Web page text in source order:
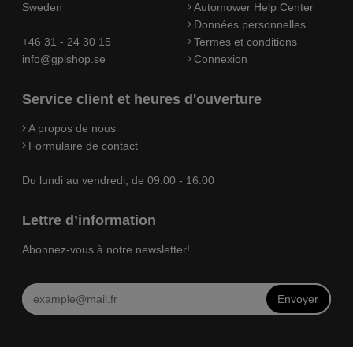
Sweden
+46 31 - 24 30 15
info@gplshop.se
Automower Help Center
Données personnelles
Termes et conditions
Connexion
Service client et heures d'ouverture
A propos de nous
Formulaire de contact
Du lundi au vendredi, de 09:00 - 16:00
Lettre d’information
Abonnez-vous à notre newsletter!
Envoyer